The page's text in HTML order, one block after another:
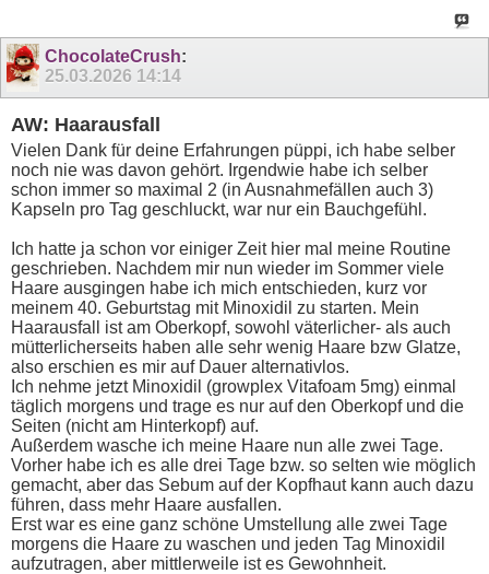
ChocolateCrush:
25.03.2026 14:14
AW: Haarausfall
Vielen Dank für deine Erfahrungen püppi, ich habe selber
noch nie was davon gehört. Irgendwie habe ich selber
schon immer so maximal 2 (in Ausnahmefällen auch 3)
Kapseln pro Tag geschluckt, war nur ein Bauchgefühl.
Ich hatte ja schon vor einiger Zeit hier mal meine Routine
geschrieben. Nachdem mir nun wieder im Sommer viele
Haare ausgingen habe ich mich entschieden, kurz vor
meinem 40. Geburtstag mit Minoxidil zu starten. Mein
Haarausfall ist am Oberkopf, sowohl väterlicher- als auch
mütterlicherseits haben alle sehr wenig Haare bzw Glatze,
also erschien es mir auf Dauer alternativlos.
Ich nehme jetzt Minoxidil (growplex Vitafoam 5mg) einmal
täglich morgens und trage es nur auf den Oberkopf und die
Seiten (nicht am Hinterkopf) auf.
Außerdem wasche ich meine Haare nun alle zwei Tage.
Vorher habe ich es alle drei Tage bzw. so selten wie möglich
gemacht, aber das Sebum auf der Kopfhaut kann auch dazu
führen, dass mehr Haare ausfallen.
Erst war es eine ganz schöne Umstellung alle zwei Tage
morgens die Haare zu waschen und jeden Tag Minoxidil
aufzutragen, aber mittlerweile ist es Gewohnheit.